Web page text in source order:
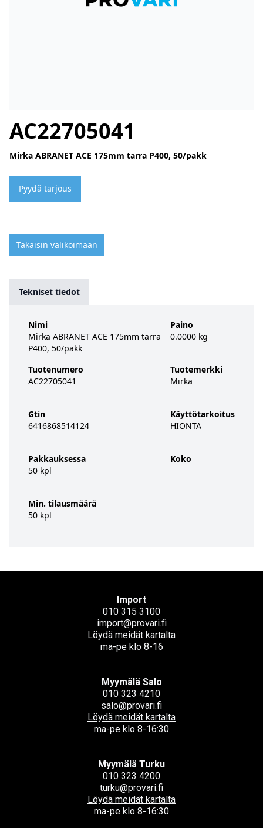
AC22705041
Mirka ABRANET ACE 175mm tarra P400, 50/pakk
Pyydä tarjous
Takaisin valikoimaan
Tekniset tiedot
Nimi
Mirka ABRANET ACE 175mm tarra
P400, 50/pakk
Tuotenumero
AC22705041
Gtin
6416868514124
Pakkauksessa
50 kpl
Min. tilausmäärä
50 kpl
Paino
0.0000 kg
Tuotemerkki
Mirka
Käyttötarkoitus
HIONTA
Koko
Import
010 315 3100
import@provari.fi
Löydä meidät kartalta
ma-pe klo 8-16
Myymälä Salo
010 323 4210
salo@provari.fi
Löydä meidät kartalta
ma-pe klo 8-16:30
Myymälä Turku
010 323 4200
turku@provari.fi
Löydä meidät kartalta
ma-pe klo 8-16:30